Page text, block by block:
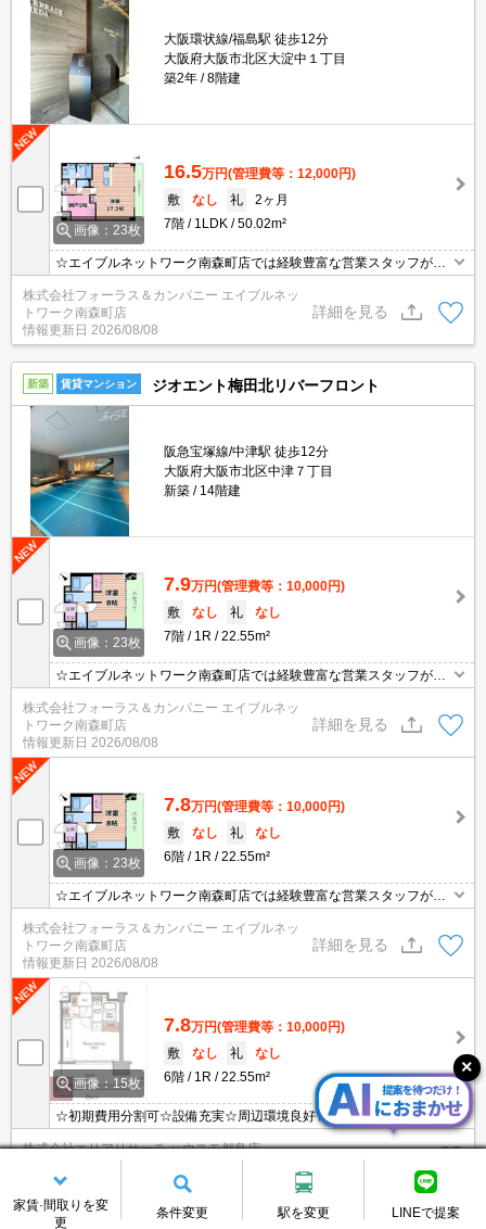
大阪環状線/福島駅 徒歩12分
大阪府大阪市北区大淀中１丁目
築2年
8階建
画像：23枚
16.5万円(管理費等：12,000円)
敷
なし 礼
2ヶ月
7階
1LDK 50.02m²
☆エイブルネットワーク南森町店では経験豊富な営業スタッフが多
数在籍しており、全力でサポートさせて頂きます☆ご希望の物件の
現地付近にて待ち合わせをさせていただきご内覧いただくサービス
や、主要駅までのお迎えサービスも実施中です☆詳しくは「エイブ
ルネットワーク南森町店」０１２０－８２１－２６０にお気軽にお
問合せ下さい♪
株式会社フォーラス＆カンパニー エイブルネッ
トワーク南森町店
情報更新日 2026/08/08
詳細を見る
新築 賃貸マンション ジオエント梅田北リバーフロント
阪急宝塚線/中津駅 徒歩12分
大阪府大阪市北区中津７丁目
新築
14階建
画像：23枚
7.9万円(管理費等：10,000円)
敷
なし 礼
なし
7階
1R 22.55m²
☆エイブルネットワーク南森町店では経験豊富な営業スタッフが多
数在籍しており、全力でサポートさせて頂きます☆ご希望の物件の
現地付近にて待ち合わせをさせていただきご内覧いただくサービス
や、主要駅までのお迎えサービスも実施中です☆詳しくは「エイブ
ルネットワーク南森町店」０１２０－８２１－２６０にお気軽にお
問合せ下さい♪
株式会社フォーラス＆カンパニー エイブルネッ
トワーク南森町店
情報更新日 2026/08/08
詳細を見る
画像：23枚
7.8万円(管理費等：10,000円)
敷
なし 礼
なし
6階
1R 22.55m²
☆エイブルネットワーク南森町店では経験豊富な営業スタッフが多
数在籍しており、全力でサポートさせて頂きます☆ご希望の物件の
現地付近にて待ち合わせをさせていただきご内覧いただくサービス
や、主要駅までのお迎えサービスも実施中です☆詳しくは「エイブ
ルネットワーク南森町店」０１２０－８２１－２６０にお気軽にお
問合せ下さい♪
株式会社フォーラス＆カンパニー エイブルネッ
トワーク南森町店
情報更新日 2026/08/08
詳細を見る
画像：15枚
7.8万円(管理費等：10,000円)
敷
なし 礼
なし
6階
1R 22.55m²
☆初期費用分割可☆設備充実☆周辺環境良好☆3沿線利用可能☆
株式会社エリアリサーチ ハウスモ都島店
詳細を見る
家賃·間取りを変
更
条件変更 駅を変更 LINEで提案